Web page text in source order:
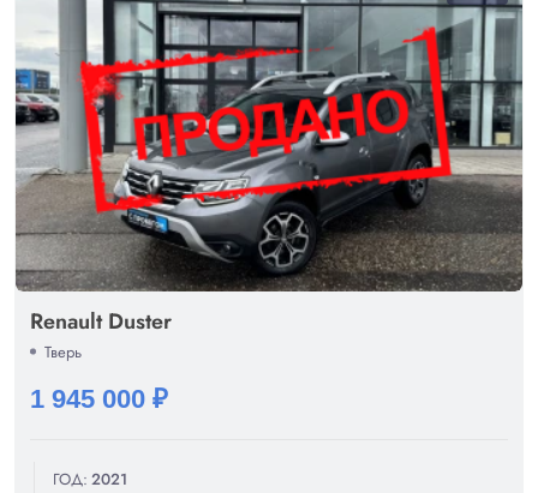
Renault Duster
Тверь
1 945 000 ₽
ГОД: 2021